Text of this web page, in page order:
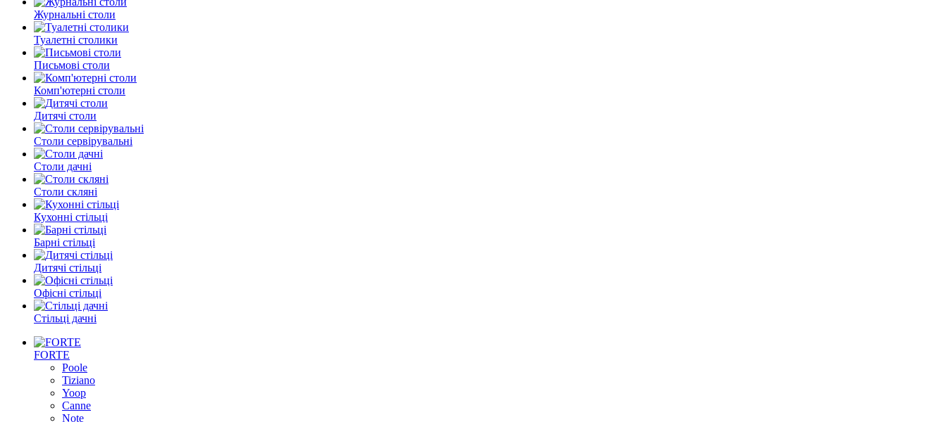
Журнальні столи
Туалетні столики
Письмові столи
Комп'ютерні столи
Дитячі столи
Столи сервірувальні
Столи дачні
Столи скляні
Кухонні стільці
Барні стільці
Дитячі стільці
Офісні стільці
Стільці дачні
FORTE
Poole
Tiziano
Yoop
Canne
Note